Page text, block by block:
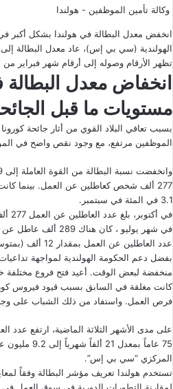
وكالة تأمين الموظفين - هولندا
انخفض معدل البطالة في هولندا بشكل أكبر في
الهولندية (سي بي إس)، عاد معدل البطالة
تظهر الأرقام وصوله إلى أرقام شهر فبراير من عام
انخفاض معدل البطالة
مستويات ما قبل
بسبب تعافي البلاد القوي من أثار جائحة
الموظفين مرتفع، مع وجود نقص واضح في
277 ألف شخص كعاطلين عن العمل. بينما
3.1 في المئة في سبتمبر.
في
في شهر يوليو ، كان
عدد العاطلين عن العمل بمقدار 12 ألف (بمتوسط 4 آلاف في الشهر).
بفضل دعم الحكومة الهولندية لمواجهة
منخفضة لبعض الوقت. أعيد فتح فروع مختلفة
كانت مغلقة في السابق بسبب قيود فيروس
فرص العمل. واستفاد من ذلك الشباب على
75 عاماً
المركزي “سي بي إس”.